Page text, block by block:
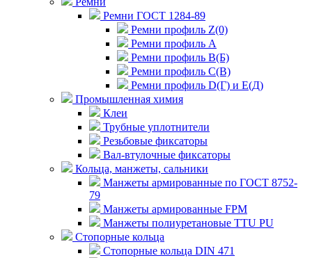
Ремни ГОСТ 1284-89
Ремни профиль Z(0)
Ремни профиль А
Ремни профиль В(Б)
Ремни профиль С(В)
Ремни профиль D(Г) и E(Д)
Промышленная химия
Клеи
Трубные уплотнители
Резьбовые фиксаторы
Вал-втулочные фиксаторы
Кольца, манжеты, сальники
Манжеты армированные по ГОСТ 8752-
79
Манжеты армированные FPM
Манжеты полиуретановые TTU PU
Стопорные кольца
Стопорные кольца DIN 471